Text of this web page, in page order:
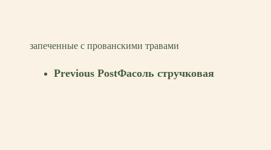
запеченные с прованскими травами
Previous PostФасоль стручковая